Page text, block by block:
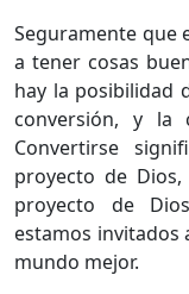
Seguramente que
a tener cosas
hay la posibilidad
conversión, y la
Convertirse
proyecto de
proyecto de
estamos invitados
mundo mejor.